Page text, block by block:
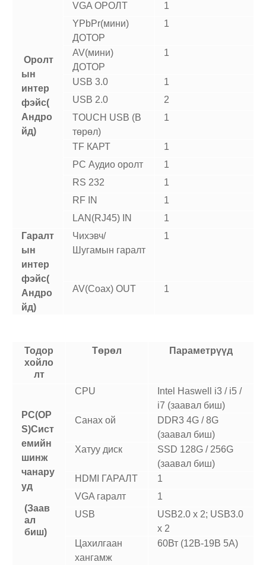
Оролт
ын
интер
фэйс(
Андро
йд)
VGA ОРОЛТ
1
YPbPr(мини)
ДОТОР
1
AV(мини)
ДОТОР
1
USB 3.0
1
USB 2.0
2
TOUCH USB (B
төрөл)
1
TF КАРТ
1
PC Аудио оролт
1
RS 232
1
RF IN
1
LAN(RJ45) IN
1
Гаралт
ын
интер
фэйс(
Андро
йд)
Чихэвч/
Шугамын гаралт
1
AV(Coax) OUT 1
Тодор
хойло
лт
Төрөл Параметрүүд
PC(OP
S)Сист
емийн
шинж
чанару
уд
(Заав
ал
биш)
CPU
Intel Haswell i3 / i5 /
i7 (заавал биш)
Санах ой
DDR3 4G / 8G
(заавал биш)
Хатуу диск
SSD 128G / 256G
(заавал биш)
HDMI ГАРАЛТ
1
VGA гаралт
1
USB
USB2.0 x 2; USB3.0
x 2
Цахилгаан
хангамж
60Вт (12В-19В 5А)